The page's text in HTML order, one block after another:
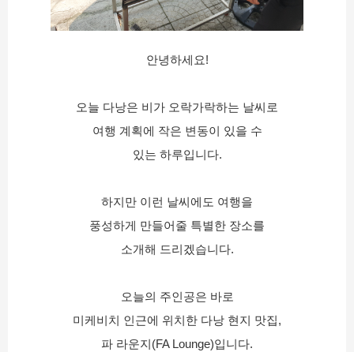
안녕하세요!
오늘 다낭은 비가 오락가락하는 날씨로
여행 계획에 작은 변동이 있을 수
있는 하루입니다.
하지만 이런 날씨에도 여행을
풍성하게 만들어줄 특별한 장소를
소개해 드리겠습니다.
오늘의 주인공은 바로
미케비치 인근에 위치한 다낭 현지 맛집,
파 라운지(FA Lounge)입니다.